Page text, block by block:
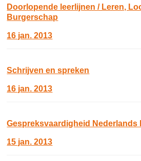
Doorlopende leerlijnen / Leren,
Burgerschap
16 jan. 2013
Schrijven en spreken
16 jan. 2013
Gespreksvaardigheid Nederlands
15 jan. 2013